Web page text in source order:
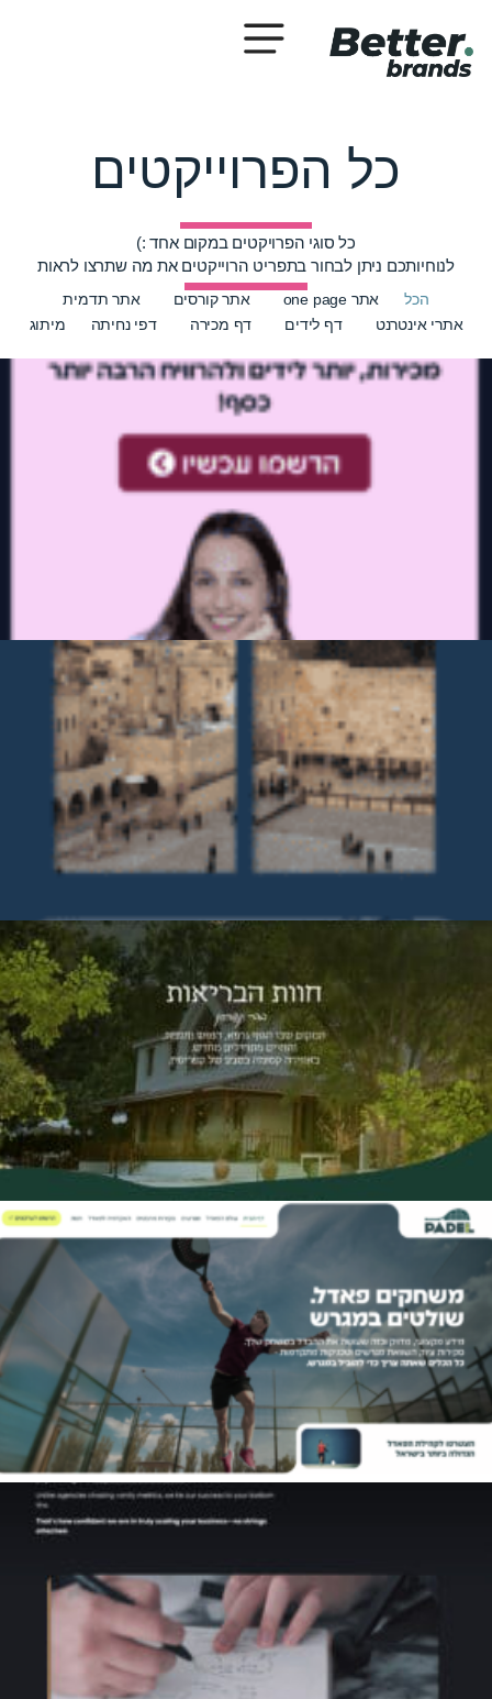
כל הפרוייקטים
כל סוגי הפרויקטים במקום אחד :)
לנוחיותכם ניתן לבחור בתפריט הרוייקטים את מה שתרצו לראות
הכל אתר one page אתר קורסים
אתר תדמית
אתרי אינטרנט
דף לידים דף מכירה דפי נחיתה מיתוג